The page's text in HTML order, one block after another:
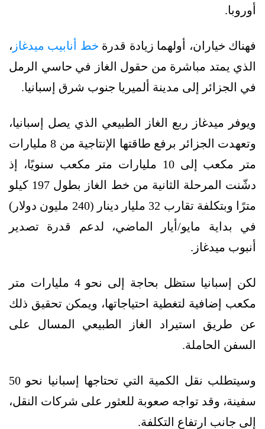
أوروبا.
فهناك خياران، أولهما زيادة قدرة خط أنابيب ميدغاز ،
الذي يمتد مباشرة من حقول الغاز في حاسي الرمل
في الجزائر إلى مدينة ألميريا جنوب شرق إسبانيا.
ويوفر ميدغاز ربع الغاز الطبيعي الذي يصل إسبانيا،
وتعهدت الجزائر برفع طاقتها الإنتاجية من 8 مليارات
متر مكعب إلى 10 مليارات متر مكعب سنويًا، إذ
دشّنت المرحلة الثانية من خط الغاز بطول 197 كيلو
مترًا وبتكلفة تقارب 32 مليار دينار (240 مليون دولار)
في بداية مايو/أيار الماضي، لدعم قدرة تصدير
أنبوب ميدغاز.
لكن إسبانيا ستظل بحاجة إلى نحو 4 مليارات متر
مكعب إضافية لتغطية احتياجاتها، ويمكن تحقيق ذلك
عن طريق استيراد الغاز الطبيعي المسال على
السفن الحاملة.
وسيتطلب نقل الكمية التي تحتاجها إسبانيا نحو 50
سفينة، وقد تواجه صعوبة للعثور على شركات النقل،
إلى جانب ارتفاع التكلفة.